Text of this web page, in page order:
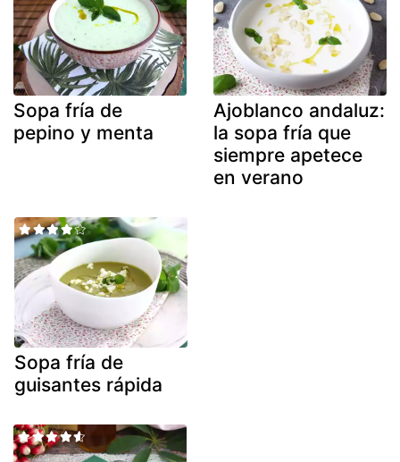
Sopa fría de
pepino y menta
Ajoblanco andaluz:
la sopa fría que
siempre apetece
en verano
Sopa fría de
guisantes rápida